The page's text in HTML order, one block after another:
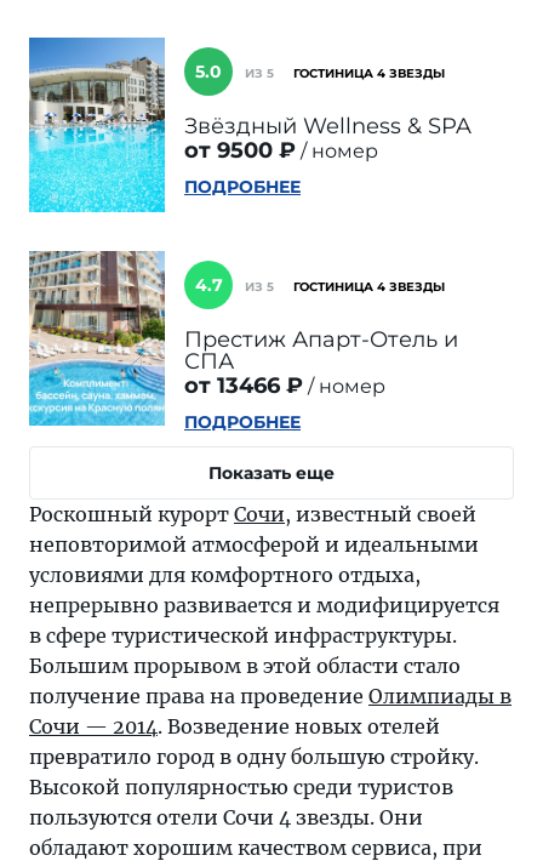
5.0 ИЗ 5 ГОСТИНИЦА 4 ЗВЕЗДЫ
Звёздный Wellness & SPA
от 9500 ₽
номер
ПОДРОБНЕЕ
4.7 ИЗ 5 ГОСТИНИЦА 4 ЗВЕЗДЫ
Престиж Апарт-Отель и
СПА
от 13466 ₽
номер
ПОДРОБНЕЕ
Показать еще
Роскошный курорт Сочи, известный своей
неповторимой атмосферой и идеальными
условиями для комфортного отдыха,
непрерывно развивается и модифицируется
в сфере туристической инфраструктуры.
Большим прорывом в этой области стало
получение права на проведение Олимпиады в
Сочи — 2014. Возведение новых отелей
превратило город в одну большую стройку.
Высокой популярностью среди туристов
пользуются отели Сочи 4 звезды. Они
обладают хорошим качеством сервиса, при